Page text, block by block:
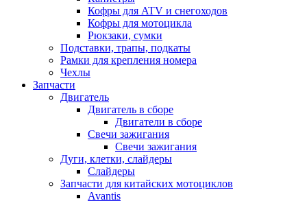
Кофры для ATV и снегоходов
Кофры для мотоцикла
Рюкзаки, сумки
Подставки, трапы, подкаты
Рамки для крепления номера
Чехлы
Запчасти
Двигатель
Двигатель в сборе
Двигатели в сборе
Свечи зажигания
Свечи зажигания
Дуги, клетки, слайдеры
Слайдеры
Запчасти для китайских мотоциклов
Avantis